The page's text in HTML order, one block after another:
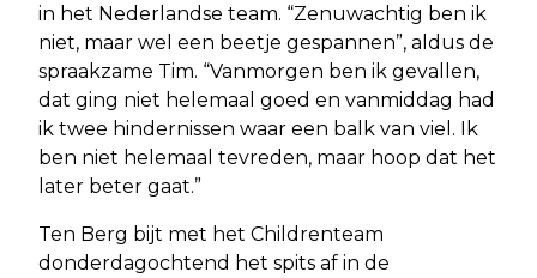
in het Nederlandse team. “Zenuwachtig ben ik
niet, maar wel een beetje gespannen”, aldus de
spraakzame Tim. “Vanmorgen ben ik gevallen,
dat ging niet helemaal goed en vanmiddag had
ik twee hindernissen waar een balk van viel. Ik
ben niet helemaal tevreden, maar hoop dat het
later beter gaat.”
Ten Berg bijt met het Childrenteam
donderdagochtend het spits af in de